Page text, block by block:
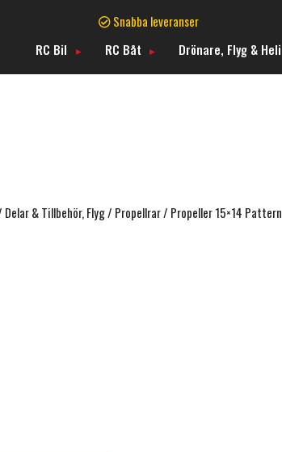
Snabba leveranser
RC Bil
RC Båt Drönare, Flyg & Heli
Delar & Tillbehör, Flyg/ Propellrar/ Propeller 15×14 Pattern